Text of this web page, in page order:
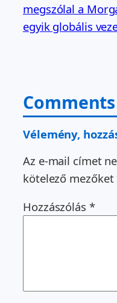
megszólal a
egyik globális
Comments
Vélemény,
Az e-mail címet
kötelező mezőket
Hozzászólás *